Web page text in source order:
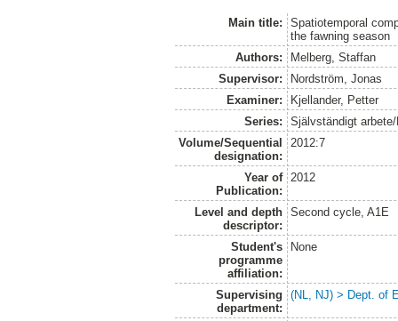
Main title:
Spatiotemporal
the fawning season
Authors:
Melberg, Staffan
Supervisor:
Nordström, Jonas
Examiner:
Kjellander, Petter
Series:
Självständigt
Volume/Sequential
designation:
2012:7
Year of
Publication:
2012
Level and depth
descriptor:
Second cycle, A1E
Student's
programme
affiliation:
None
Supervising
department:
(NL, NJ) > Dept. of